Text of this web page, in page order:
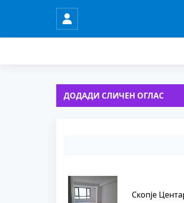
ДОДАДИ СЛИЧЕН ОГЛАС
Скопје